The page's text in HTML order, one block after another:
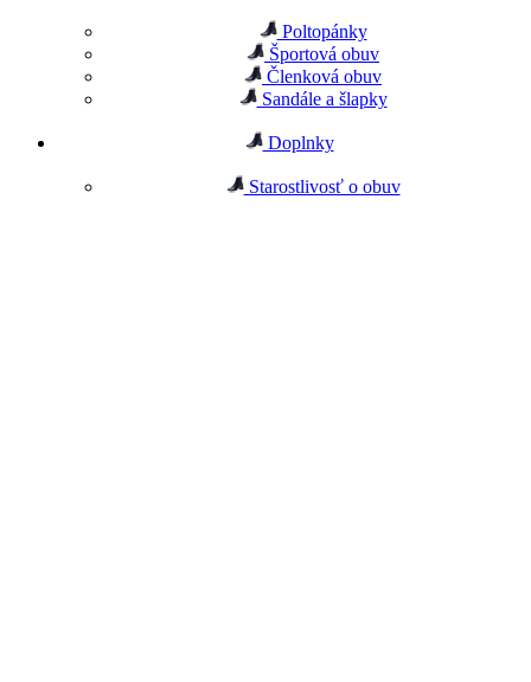
Poltopánky
Športová obuv
Členková obuv
Sandále a šlapky
Doplnky
Starostlivosť o obuv